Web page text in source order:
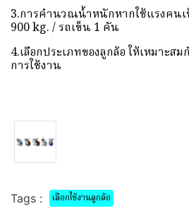
3.การคำนวณน้ำหนักหากใช้แรงคน
900 kg. / รถเข็น 1 คัน
4.เลือกประเภทของลูกล้อ ให้เหมาะ
การใช้งาน
Tags : เลือกใช้งานลูกล้อ